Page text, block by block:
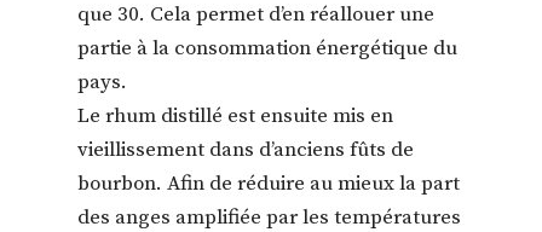
que 30. Cela permet d’en réallouer une
partie à la consommation énergétique du
pays.
Le rhum distillé est ensuite mis en
vieillissement dans d’anciens fûts de
bourbon. Afin de réduire au mieux la part
des anges amplifiée par les températures